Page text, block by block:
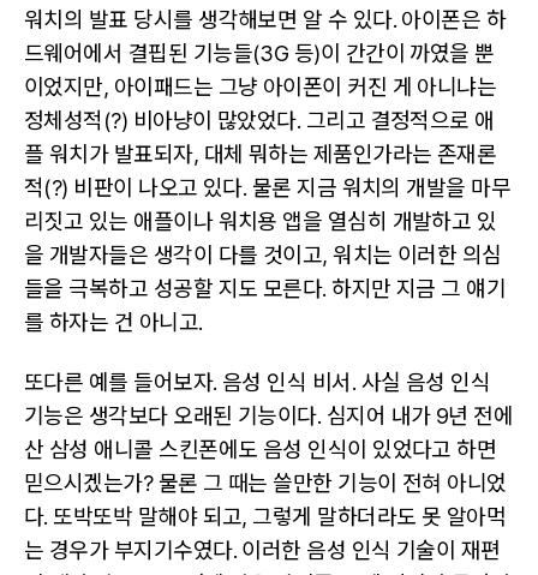
워치의 발표 당시를 생각해보면 알 수 있다. 아이폰은 하
드웨어에서 결핍된 기능들(3G 등)이 간간이 까였을 뿐
이었지만, 아이패드는 그냥 아이폰이 커진 게 아니냐는
정체성적(?) 비아냥이 많았었다. 그리고 결정적으로 애
플 워치가 발표되자, 대체 뭐하는 제품인가라는 존재론
적(?) 비판이 나오고 있다. 물론 지금 워치의 개발을 마무
리짓고 있는 애플이나 워치용 앱을 열심히 개발하고 있
을 개발자들은 생각이 다를 것이고, 워치는 이러한 의심
들을 극복하고 성공할 지도 모른다. 하지만 지금 그 얘기
를 하자는 건 아니고.
또다른 예를 들어보자. 음성 인식 비서. 사실 음성 인식
기능은 생각보다 오래된 기능이다. 심지어 내가 9년 전에
산 삼성 애니콜 스킨폰에도 음성 인식이 있었다고 하면
믿으시겠는가? 물론 그 때는 쓸만한 기능이 전혀 아니었
다. 또박또박 말해야 되고, 그렇게 말하더라도 못 알아먹
는 경우가 부지기수였다. 이러한 음성 인식 기술이 재편